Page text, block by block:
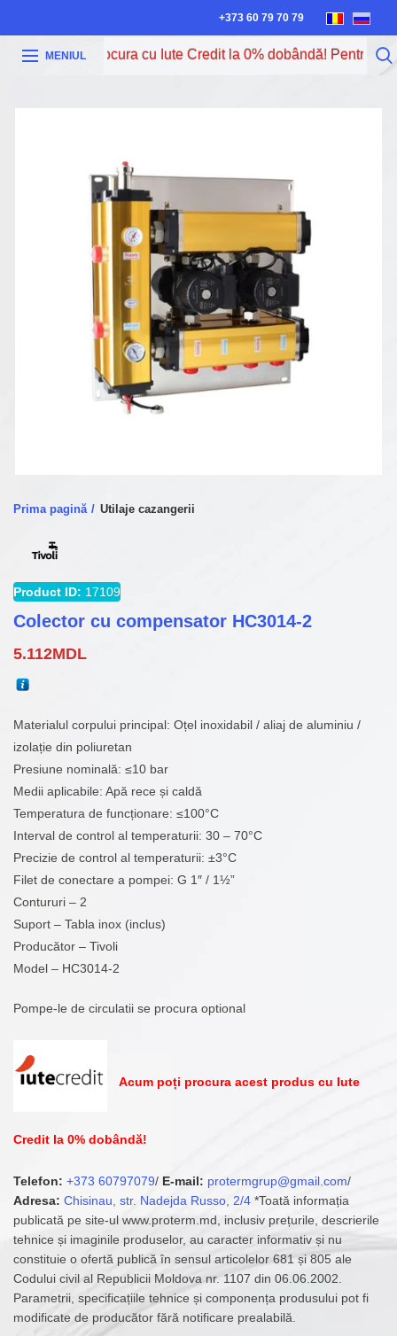
+373 60 79 70 79
MENIUL
Acum poți procura cu Iute Credit la 0% dobândă! Pentru
Prima pagină Utilaje cazangerii
Product ID: 17109
Colector cu compensator HC3014-2
5.112MDL
Materialul corpului principal: Oțel inoxidabil / aliaj de aluminiu /
izolație din poliuretan
Presiune nominală: ≤10 bar
Medii aplicabile: Apă rece și caldă
Temperatura de funcționare: ≤100°C
Interval de control al temperaturii: 30 – 70°C
Precizie de control al temperaturii: ±3°C
Filet de conectare a pompei: G 1″ / 1½”
Contururi – 2
Suport – Tabla inox (inclus)
Producător – Tivoli
Model – HC3014-2
Pompe-le de circulatii se procura optional
Acum poți procura acest produs cu Iute
Credit la 0% dobândă!
Telefon: +373 60797079/ E-mail: protermgrup@gmail.com/
Adresa: Chisinau, str. Nadejda Russo, 2/4 *Toată informația
publicată pe site-ul www.proterm.md, inclusiv prețurile, descrierile
tehnice și imaginile produselor, au caracter informativ și nu
constituie o ofertă publică în sensul articolelor 681 și 805 ale
Codului civil al Republicii Moldova nr. 1107 din 06.06.2002.
Parametrii, specificațiile tehnice și componența produsului pot fi
modificate de producător fără notificare prealabilă.